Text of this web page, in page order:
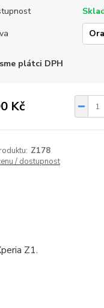
plátci DPH
Kč
Z178
/ dostupnost
Z1.